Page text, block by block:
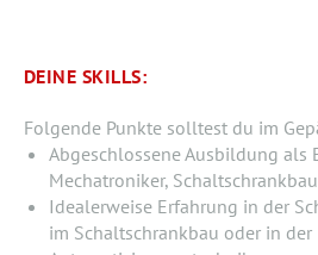
DEINE SKILLS:
Folgende Punkte solltest du im
Abgeschlossene Ausbildung als
Mechatroniker,
Idealerweise Erfahrung in der
im Schaltschrankbau oder in der